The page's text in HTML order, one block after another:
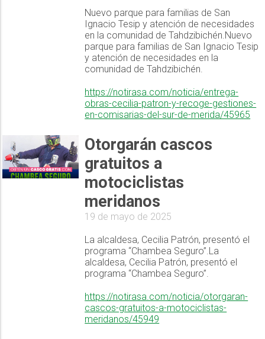
Nuevo parque para familias de San
Ignacio Tesip y atención de necesidades
en la comunidad de Tahdzibichén.Nuevo
parque para familias de San Ignacio Tesip
y atención de necesidades en la
comunidad de Tahdzibichén.
https://notirasa.com/noticia/entrega-
obras-cecilia-patron-y-recoge-gestiones-
en-comisarias-del-sur-de-merida/45965
Otorgarán cascos
gratuitos a
motociclistas
meridanos
19 de mayo de 2025
La alcaldesa, Cecilia Patrón, presentó el
programa “Chambea Seguro”.La
alcaldesa, Cecilia Patrón, presentó el
programa “Chambea Seguro”.
https://notirasa.com/noticia/otorgaran-
cascos-gratuitos-a-motociclistas-
meridanos/45949